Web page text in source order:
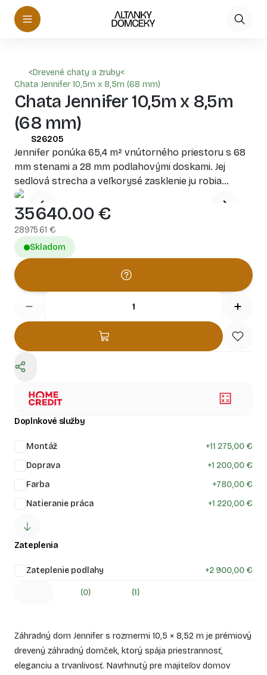
<Drevené chaty a zruby<
Chata Jennifer 10,5m x 8,5m (68 mm)
Chata Jennifer 10,5m x 8,5m
(68 mm)
S26205
Jennifer ponúka 65,4 m² vnútorného priestoru s 68
mm stenami a 28 mm podlahovými doskami. Jej
sedlová strecha a veľkorysé zasklenie ju robia
ideálnou pre luxusný letný dom.
35640.00€
28975.61 €
Skladom
Doplnkové služby
Montáž +11 275,00 €
Doprava
+1 200,00 €
Farba
+780,00 €
Natieranie práca
+1 220,00 €
Zateplenia
Zateplenie podlahy +2 900,00 €
(0) (1)
Záhradný dom Jennifer s rozmermi 10,5 × 8,52 m je prémiový
drevený záhradný domček, ktorý spája priestrannosť,
eleganciu a trvanlivosť. Navrhnutý pre majiteľov domov